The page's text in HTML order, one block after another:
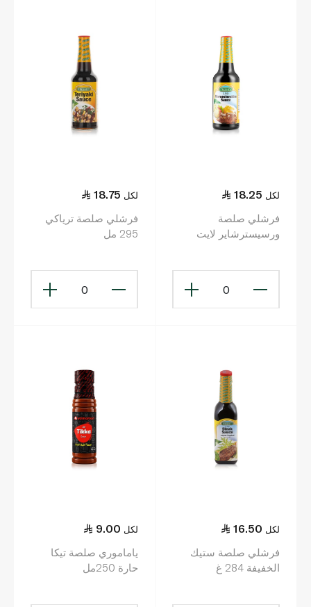
18.25 لكل
فرشلي صلصة
ورسيسترشاير لايت
0
18.75 لكل
فرشلي صلصة ترياكي
295 مل
0
16.50 لكل
فرشلي صلصة ستيك
الخفيفة 284 غ
9.00 لكل
ياماموري صلصة تيكا
حارة 250مل